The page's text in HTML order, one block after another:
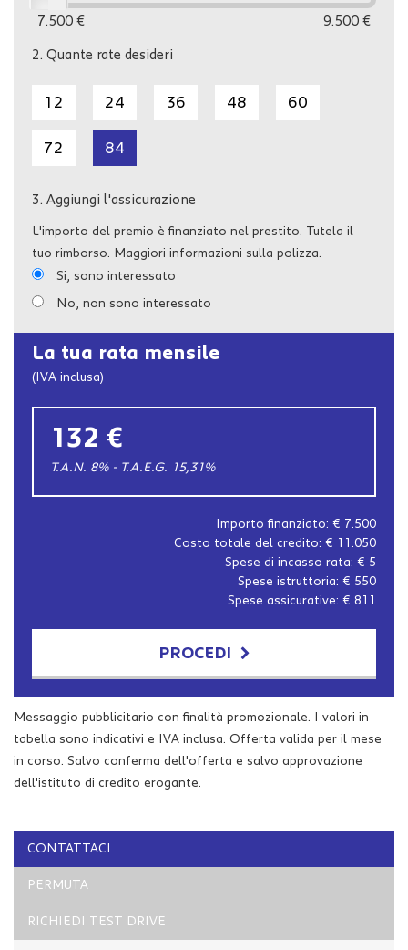
7.500 € 9.500 €
2. Quante rate desideri
12 24 36 48 60
72 84
3. Aggiungi l'assicurazione
L'importo del premio è finanziato nel prestito. Tutela il
tuo rimborso. Maggiori informazioni sulla polizza.
Si, sono interessato
No, non sono interessato
La tua rata mensile
(IVA inclusa)
132 €
T.A.N. 8% - T.A.E.G. 15,31%
Importo finanziato: € 7.500
Costo totale del credito: € 11.050
Spese di incasso rata: € 5
Spese istruttoria: € 550
Spese assicurative: € 811
PROCEDI
Contattaci
Messaggio pubblicitario con finalità promozionale. I valori in
tabella sono indicativi e IVA inclusa. Offerta valida per il mese
in corso. Salvo conferma dell'offerta e salvo approvazione
dell'istituto di credito erogante.
CONTATTACI
PERMUTA
RICHIEDI TEST DRIVE